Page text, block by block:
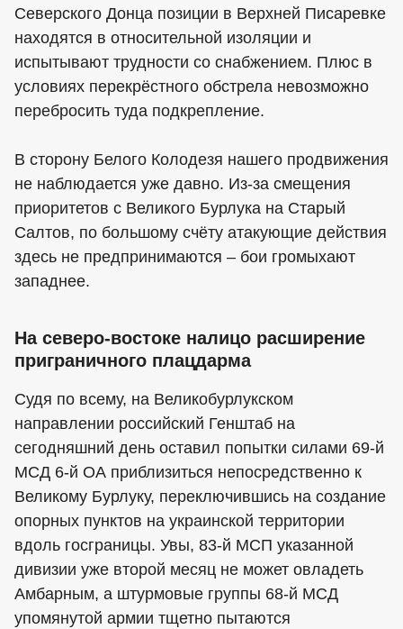
Северского Донца позиции в Верхней Писаревке
находятся в относительной изоляции и
испытывают трудности со снабжением. Плюс в
условиях перекрёстного обстрела невозможно
перебросить туда подкрепление.
В сторону Белого Колодезя нашего продвижения
не наблюдается уже давно. Из-за смещения
приоритетов с Великого Бурлука на Старый
Салтов, по большому счёту атакующие действия
здесь не предпринимаются – бои громыхают
западнее.
На северо-востоке налицо расширение
приграничного плацдарма
Судя по всему, на Великобурлукском
направлении российский Генштаб на
сегодняшний день оставил попытки силами 69-й
МСД 6-й ОА приблизиться непосредственно к
Великому Бурлуку, переключившись на создание
опорных пунктов на украинской территории
вдоль госграницы. Увы, 83-й МСП указанной
дивизии уже второй месяц не может овладеть
Амбарным, а штурмовые группы 68-й МСД
упомянутой армии тщетно пытаются